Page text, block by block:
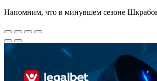
Напомним, что в минувшем сезоне